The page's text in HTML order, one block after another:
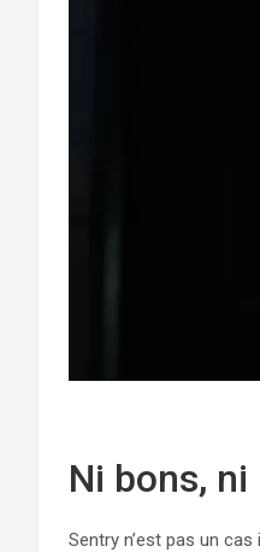
Ni bons,
Sentry n’est pas un